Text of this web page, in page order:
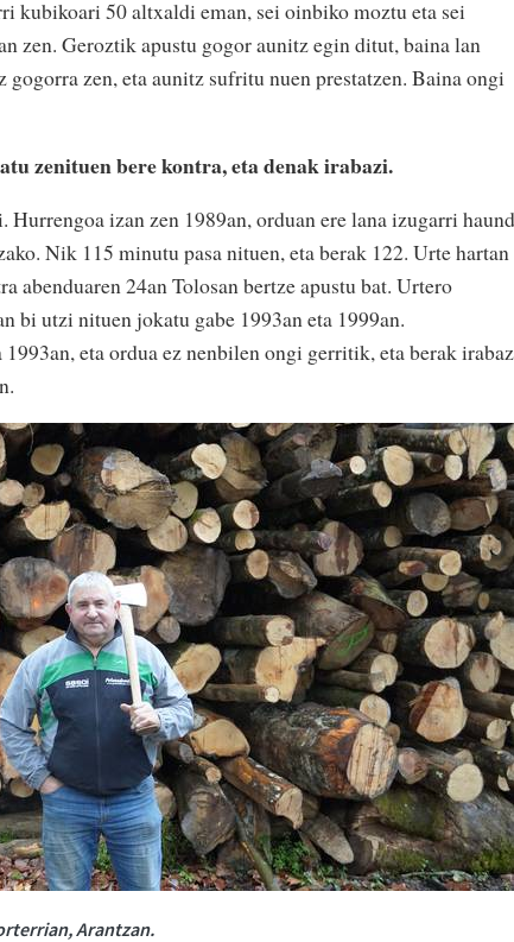
kubikoari 50 altxaldi eman, sei oinbiko moztu eta sei
zen. Geroztik apustu gogor aunitz egin ditut, baina lan
zen, eta aunitz sufritu nuen prestatzen. Baina ongi
zenituen bere kontra, eta denak irabazi.
izan zen 1989an, orduan ere lana izugarri
Nik 115 minutu pasa nituen, eta berak 122. Urte hartan
abenduaren 24an Tolosan bertze apustu bat. Urtero
bi utzi nituen jokatu gabe 1993an eta 1999an.
eta ordua ez nenbilen ongi gerritik, eta berak
Arantzan.